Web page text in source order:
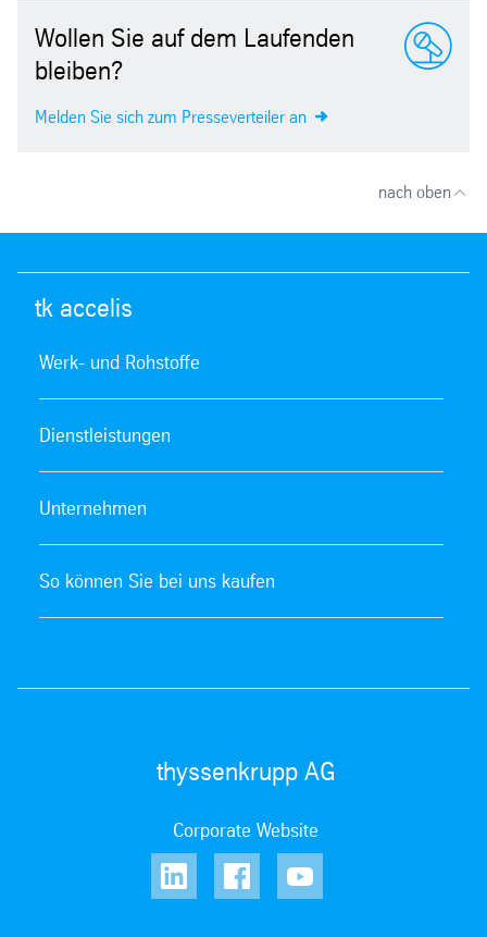
Wollen Sie auf dem Laufenden
bleiben?
Melden Sie sich zum Presseverteiler an
nach oben
tk accelis
Werk- und Rohstoffe
Dienstleistungen
Unternehmen
So können Sie bei uns kaufen
thyssenkrupp AG
Corporate Website